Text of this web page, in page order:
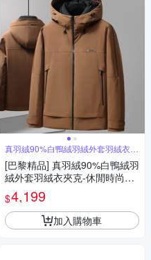
真羽絨90%白鴨絨羽絨外套羽絨衣夾
克
[巴黎精品] 真羽絨90%白鴨絨羽
絨外套羽絨衣夾克-休閒時尚工
裝連帽保暖男外套4色a1is130
$4,199
加入購物車